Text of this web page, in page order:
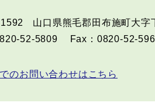
山口県熊毛郡田布施町大字
52-5809
Fax：0820-52-
のお問い合わせはこちら